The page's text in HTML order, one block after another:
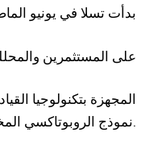
بدأت تسلا في يونيو
على المستثمرين
نموذج الروبوتاكسي المخصص الذي كشفت عنه عام 2024.